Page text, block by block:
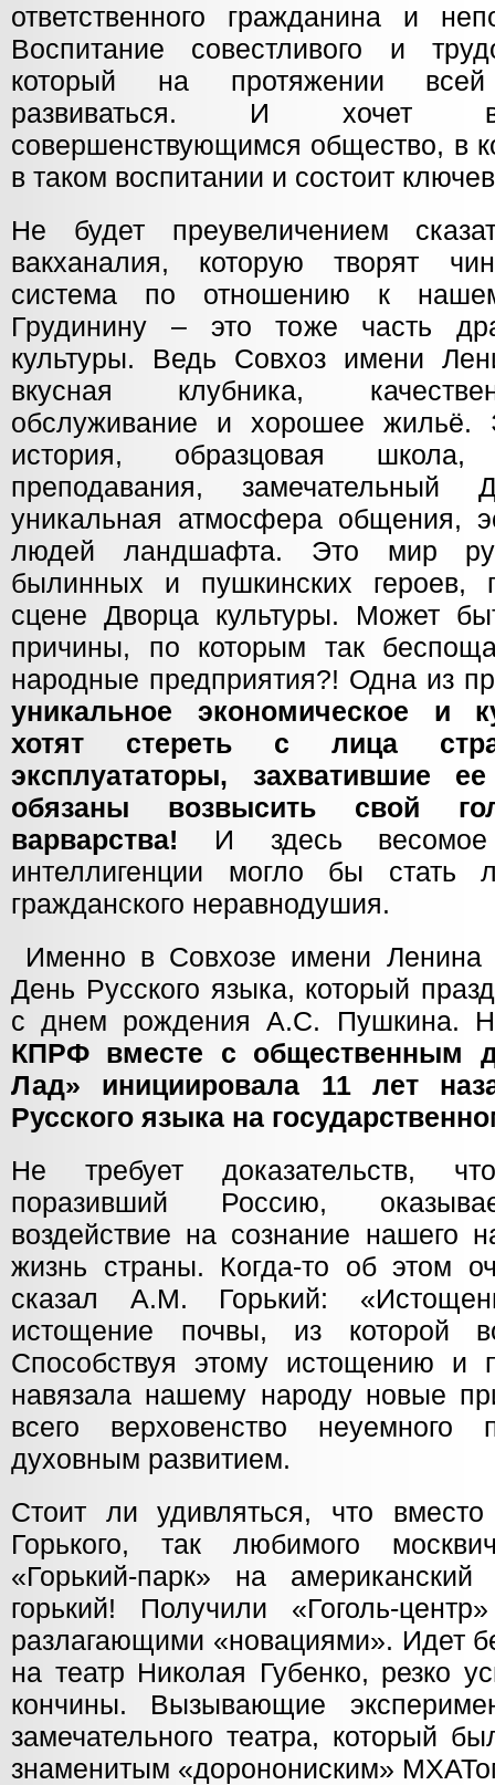
ответственного гражданина и
Воспитание совестливого и
который на протяжении
развиваться. И хочет
совершенствующимся общество, в
в таком воспитании и состоит
Не будет преувеличением
вакханалия, которую творят
система по отношению к
Грудинину – это тоже часть
культуры. Ведь Совхоз имени
вкусная клубника,
обслуживание и хорошее жильё.
история, образцовая
преподавания,
уникальная атмосфера общения,
людей ландшафта. Это мир
былинных и пушкинских героев,
сцене Дворца культуры. Может
причины, по которым так
народные предприятия?! Одна из
уникальное экономическое и
хотят стереть с лица
эксплуататоры, захватившие
обязаны возвысить свой
варварства! И здесь весомое
интеллигенции могло бы стать
гражданского неравнодушия.
Именно в Совхозе имени
День Русского языка, который
с днем рождения А.С. Пушкина.
КПРФ вместе с общественным
Лад» инициировала 11 лет
Русского языка на
Не требует доказательств,
поразивший Россию,
воздействие на сознание нашего
жизнь страны. Когда-то об этом
сказал А.М. Горький:
истощение почвы, из которой
Способствуя этому истощению и
навязала нашему народу новые
всего верховенство неуемного
духовным развитием.
Стоит ли удивляться, что
Горького, так любимого
«Горький-парк» на
горький! Получили «Гоголь-
разлагающими «новациями». Идет
на театр Николая Губенко, резко
кончины. Вызывающие
замечательного театра, который
знаменитым «доронониским»